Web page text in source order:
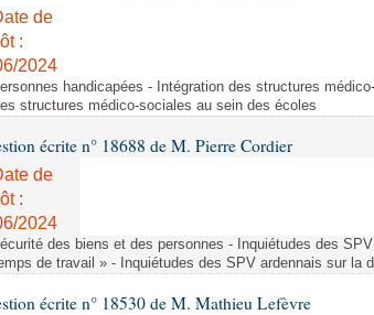
de
:
2024
handicapées - Intégration des structures
structures médico-sociales au sein des écoles
écrite n° 18688 de M. Pierre Cordier
de
:
2024
des biens et des personnes - Inquiétudes des
de travail » - Inquiétudes des SPV ardennais sur la
écrite n° 18530 de M. Mathieu Lefèvre